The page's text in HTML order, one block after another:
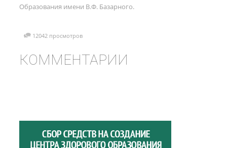
Образования имени В.Ф. Базарного.
12042 просмотров
КОММЕНТАРИИ